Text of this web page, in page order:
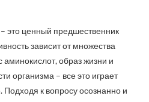
это ценный предшественник
зависит от множества
образ жизни и
организма – все это играет
Подходя к вопросу осознанно и